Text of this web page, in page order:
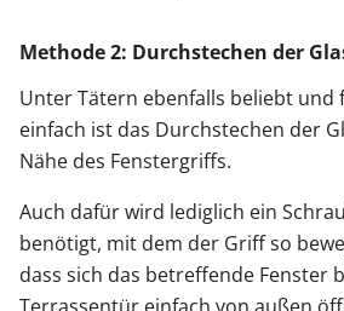
Methode 2: Durchstechen der
Unter Tätern ebenfalls beliebt und
einfach ist das Durchstechen der
Nähe des Fenstergriffs.
Auch dafür wird lediglich ein
benötigt, mit dem der Griff so
dass sich das betreffende Fenster